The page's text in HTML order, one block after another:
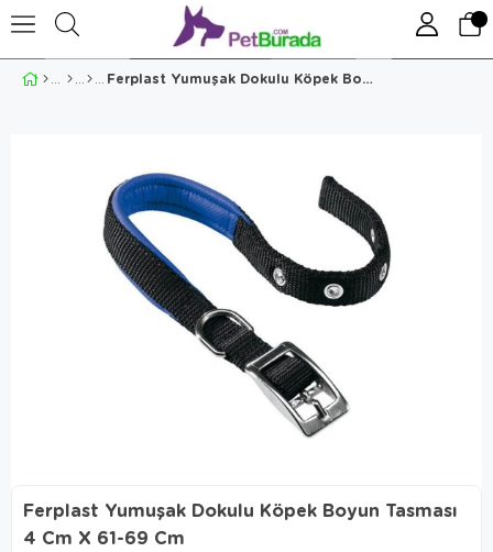
Ferplast Yumuşak Dokulu Köpek Boyun Tasması 4 Cm X 61-69 Cm
Ferplast Yumuşak Dokulu Köpek Boyun Tasması
4 Cm X 61-69 Cm